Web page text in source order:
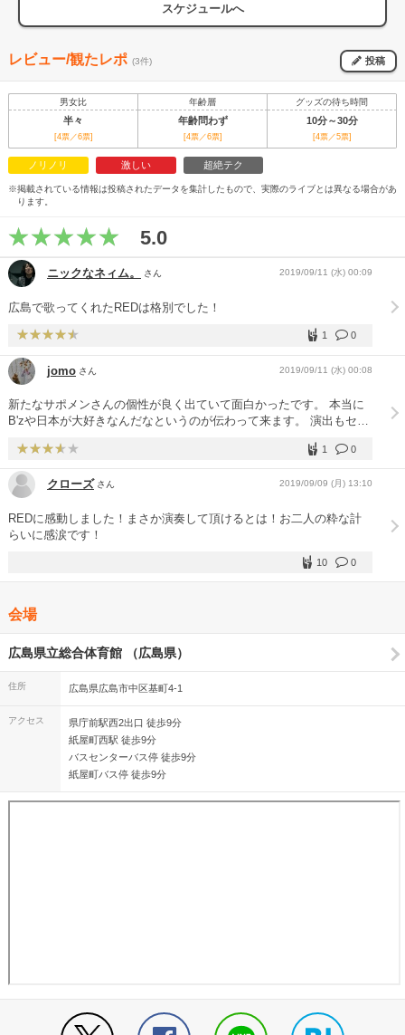
スケジュールへ
レビュー/観たレポ (3件) 投稿
男女比 年齢層 グッズの待ち時間
半々 年齢問わず 10分～30分
[4票／6票] [4票／6票] [4票／5票]
ノリノリ 激しい 超絶テク
※掲載されている情報は投稿されたデータを集計したもので、実際のライブとは異なる場合があ
ります。
5.0
ニックなネィム。 さん 2019/09/11 (水) 00:09
広島で歌ってくれたREDは格別でした！
0
1
jomo さん 2019/09/11 (水) 00:08
新たなサポメンさんの個性が良く出ていて面白かったです。 本当に
B'zや日本が大好きなんだなというのが伝わって来ます。 演出もセト
で大満足です。 『トワニワカク』の会場風景や雷、回る稲葉さんが
印象的でした。
0
1
クローズ さん 2019/09/09 (月) 13:10
REDに感動しました！まさか演奏して頂けるとは！お二人の粋な計
らいに感涙です！
0
10
会場
広島県立総合体育館 （広島県）
住所 広島県広島市中区基町4-1
アクセス
県庁前駅西2出口 徒歩9分
紙屋町西駅 徒歩9分
バスセンターバス停 徒歩9分
紙屋町バス停 徒歩9分